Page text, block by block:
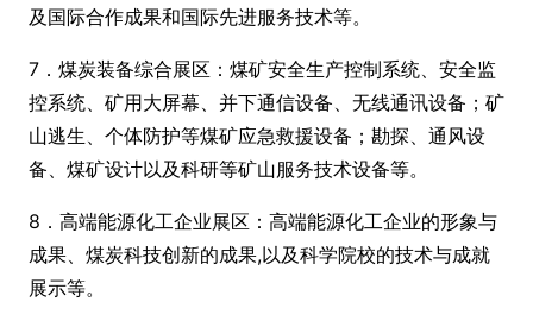
及国际合作成果和国际先进服务技术等。
7．煤炭装备综合展区：煤矿安全生产控制系统、安全监
控系统、矿用大屏幕、并下通信设备、无线通讯设备；矿
山逃生、个体防护等煤矿应急救援设备；勘探、通风设
备、煤矿设计以及科研等矿山服务技术设备等。
8．高端能源化工企业展区：高端能源化工企业的形象与
成果、煤炭科技创新的成果,以及科学院校的技术与成就
展示等。